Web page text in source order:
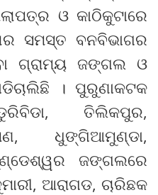
ଓ କାଠିକୁଟାରେ
ସମସ୍ତ ବନବିଭାଗର
ଗ୍ରାମ୍ୟ ଜଙ୍ଗଲ ଓ
। ପୁରୁଣାକଟକ
ତିଲିକପୁର,
ଧୁଙ୍ଗିଆମୁଣ୍ଡା,
ଜଙ୍ଗଲରେ
ଆରାଗଡ, ଚାରିଛକ